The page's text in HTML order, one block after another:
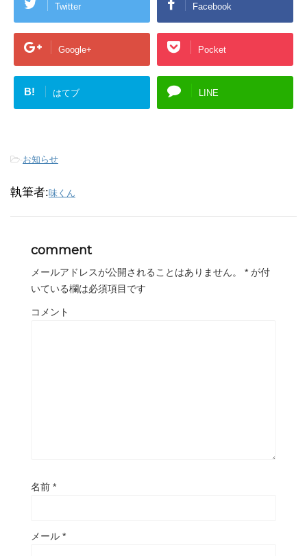
Twitter Facebook
Google+ Pocket
B! はてブ LINE
-お知らせ
執筆者:味くん
comment
メールアドレスが公開されることはありません。 * が付
いている欄は必須項目です
コメント
名前 *
メール *